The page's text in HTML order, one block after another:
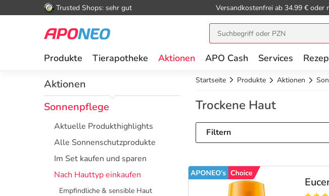
Trusted Shops: sehr gut Versandkostenfrei ab 34.99 € oder
Produkte Tierapotheke Aktionen APO Cash Services
Aktionen
Sonnenpflege
Aktuelle Produkthighlights
Alle Sonnenschutzprodukte
Im Set kaufen und sparen
Nach Hauttyp einkaufen
Empfindliche & sensible Haut
Startseite Produkte Aktionen
Trockene Haut
Filtern